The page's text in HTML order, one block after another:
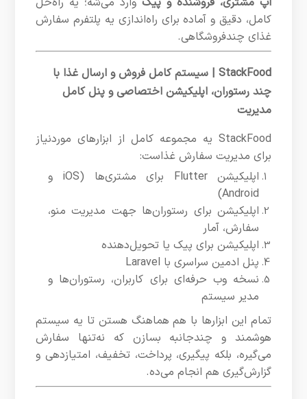
کامل، دقیق و آماده برای راه‌اندازی یه پلتفرم سفارش
غذای چندفروشگاهی.
StackFood | سیستم کامل فروش و ارسال غذا با
چند رستوران، اپلیکیشن اختصاصی و پنل کامل
مدیریت
StackFood یه مجموعه کامل از ابزارهای موردنیاز
برای مدیریت سفارش غذاست:
اپلیکیشن Flutter برای مشتری‌ها (iOS و
Android)
اپلیکیشن برای رستوران‌ها جهت مدیریت منو،
سفارش، آمار
اپلیکیشن برای پیک یا تحویل‌دهنده
پنل ادمین سراسری با Laravel
نسخه وب حرفه‌ای برای کاربران، رستوران‌ها و
مدیر سیستم
تمام این ابزارها با هم هماهنگ هستن تا یه سیستم
هوشمند و چندجانبه بسازن که نه‌تنها سفارش
می‌گیره، بلکه پیگیری، پرداخت، تخفیف، امتیازدهی و
گزارش‌گیری هم انجام می‌ده.